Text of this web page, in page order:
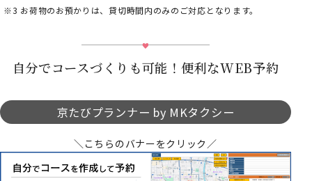
お荷物のお預かりは、貸切時間内のみのご対応となります。
自分でコースづくりも可能！便利なWEB予約
京たびプランナー by MKタクシー
＼こちらのバナーをクリック／